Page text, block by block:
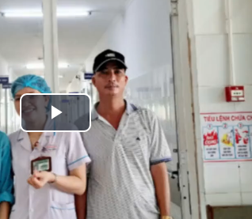
Play
Video